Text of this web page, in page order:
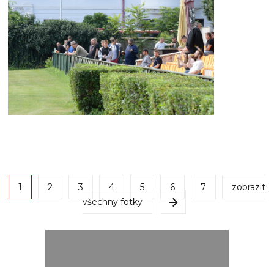
1 2 3 4 5 6 7
zobrazit
všechny fotky